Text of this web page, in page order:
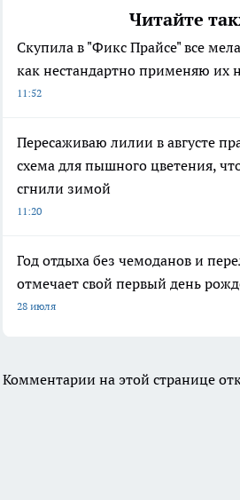
Читайте
Скупила в "Фикс Прайсе" все
как нестандартно применяю их
11:52
Пересаживаю лилии в августе
схема для пышного цветения,
сгнили зимой
11:20
Год отдыха без чемоданов и
отмечает свой первый день
28 июля
Комментарии на этой странице